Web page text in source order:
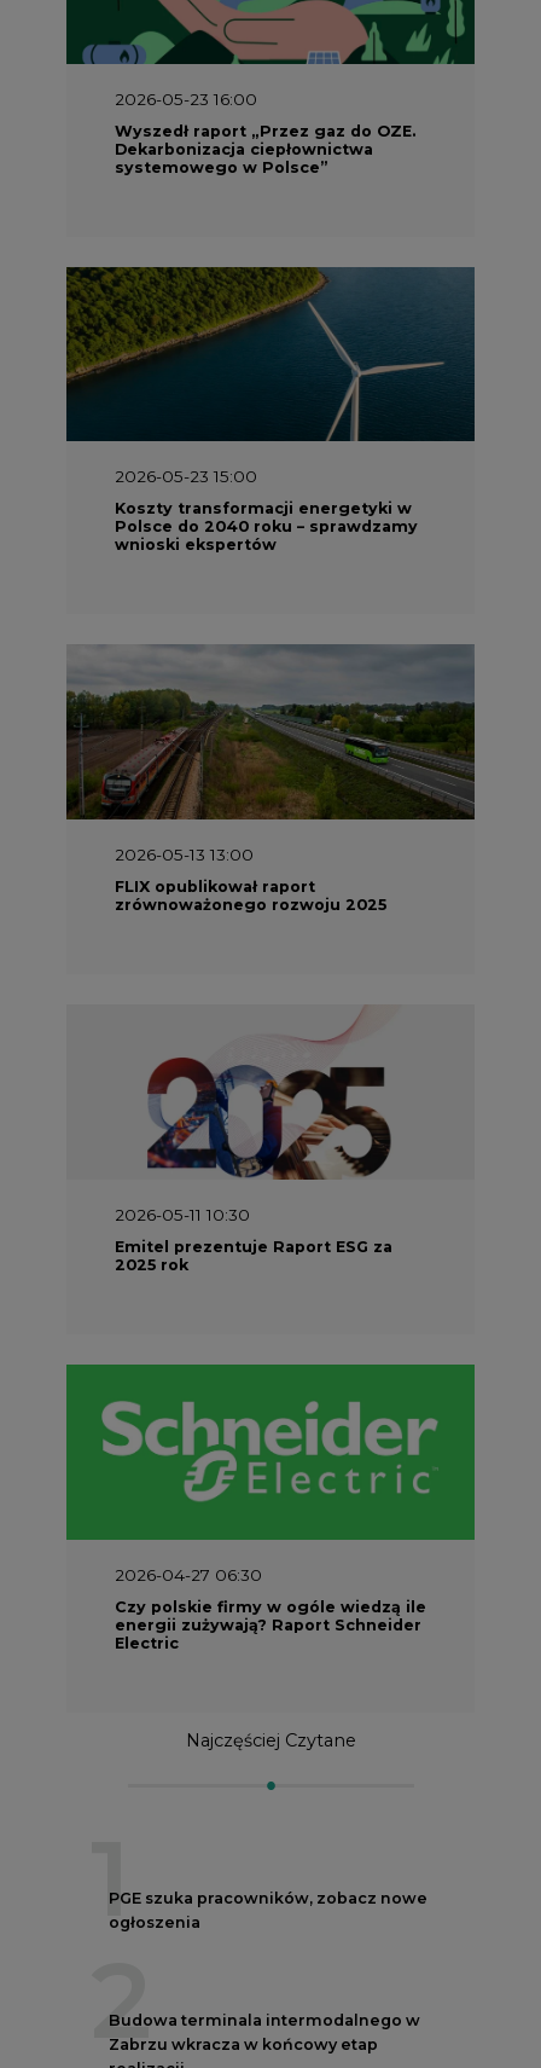
2026-05-23 16:00
Wyszedł raport „Przez gaz do OZE.
Dekarbonizacja ciepłownictwa
systemowego w Polsce”
2026-05-23 15:00
Koszty transformacji energetyki w
Polsce do 2040 roku – sprawdzamy
wnioski ekspertów
2026-05-13 13:00
FLIX opublikował raport
zrównoważonego rozwoju 2025
2026-05-11 10:30
Emitel prezentuje Raport ESG za
2025 rok
2026-04-27 06:30
Czy polskie firmy w ogóle wiedzą ile
energii zużywają? Raport Schneider
Electric
Najczęściej Czytane
1
PGE szuka pracowników, zobacz nowe
ogłoszenia
2
Budowa terminala intermodalnego w
Zabrzu wkracza w końcowy etap